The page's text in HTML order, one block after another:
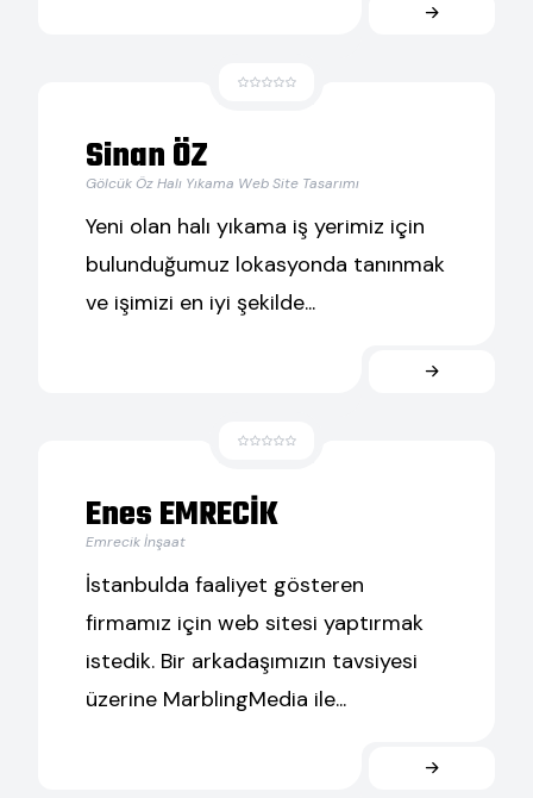
Sinan ÖZ
Gölcük Öz Halı Yıkama Web Site Tasarımı
Yeni olan halı yıkama iş yerimiz için
bulunduğumuz lokasyonda tanınmak
ve işimizi en iyi şekilde...
Enes EMRECİK
Emrecik İnşaat
İstanbulda faaliyet gösteren
firmamız için web sitesi yaptırmak
istedik. Bir arkadaşımızın tavsiyesi
üzerine MarblingMedia ile...